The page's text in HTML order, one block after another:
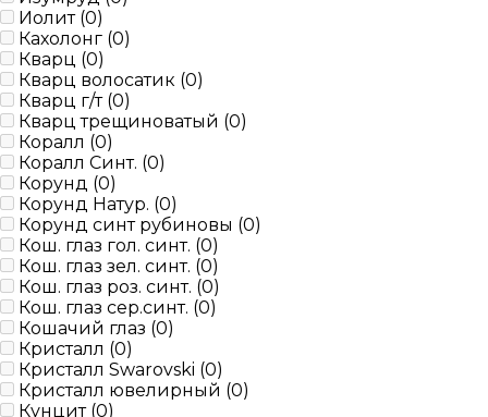
Иолит (0)
Кахолонг (0)
Кварц (0)
Кварц волосатик (0)
Кварц г/т (0)
Кварц трещиноватый (0)
Коралл (0)
Коралл Синт. (0)
Корунд (0)
Корунд Натур. (0)
Корунд синт рубиновы (0)
Кош. глаз гол. синт. (0)
Кош. глаз зел. синт. (0)
Кош. глаз роз. синт. (0)
Кош. глаз сер.синт. (0)
Кошачий глаз (0)
Кристалл (0)
Кристалл Swarovski (0)
Кристалл ювелирный (0)
Кунцит (0)